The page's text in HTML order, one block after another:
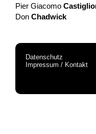
Pier Giacomo
Don Chadwick
Datenschutz
Impressum / Kontakt